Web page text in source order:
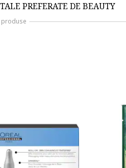
PREFERATE DE BEAUTY
produse